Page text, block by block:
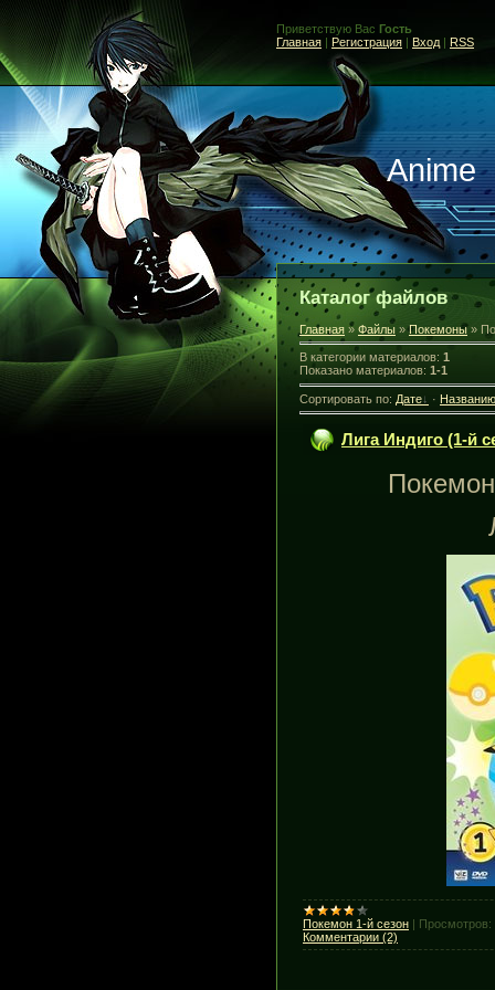
Приветствую Вас Гость
Главная | Регистрация | Вход | RSS
Anime
Каталог файлов
Главная » Файлы »Покемоны »
В категории материалов: 1
Показано материалов: 1-1
Сортировать по: Дате · Названию
Лига Индиго (1-й
Покемон 1-й сезон
Просмотров:
Комментарии (2)